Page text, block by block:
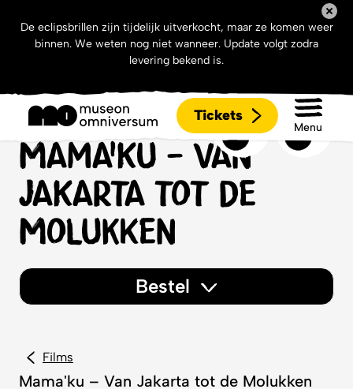
De eclipsbrillen zijn tijdelijk uitverkocht, maar ze komen weer
binnen. We weten nog niet wanneer. Update volgt zodra
levering bekend is.
Tickets
Menu
Mama’ku – Van
Jakarta tot de
Molukken
Bestel
Bestellen
Mama'ku – Van Jakarta tot de Molukken
bestaat uit de hoofdfilm Mama'ku en de